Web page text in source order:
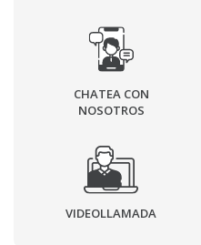
CHATEA CON
NOSOTROS
VIDEOLLAMADA